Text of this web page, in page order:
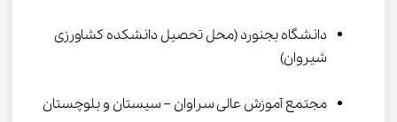
دانشگاه بجنورد (محل تحصیل دانشکده کشاورزی
شیروان)
مجتمع آموزش عالی سراوان – سیستان و بلوچستان